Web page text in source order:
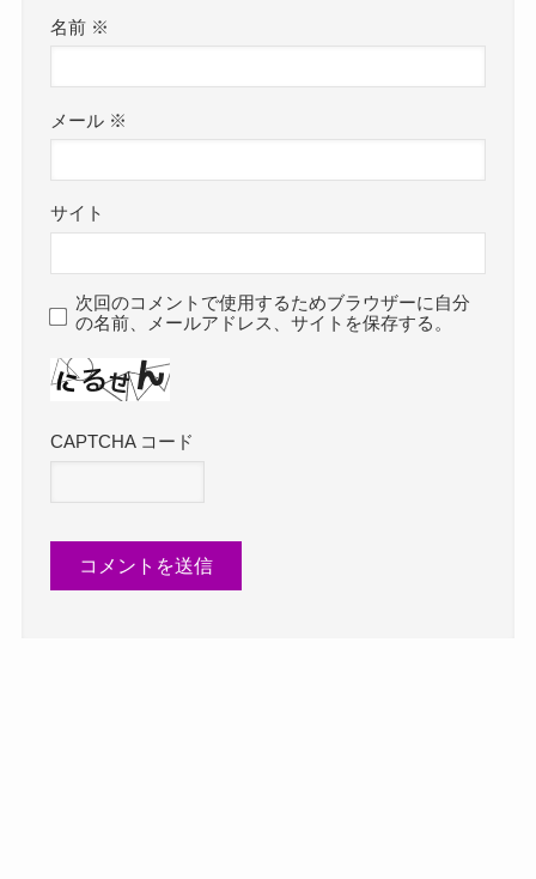
名前 ※
メール ※
サイト
次回のコメントで使用するためブラウザーに自分
の名前、メールアドレス、サイトを保存する。
CAPTCHA コード